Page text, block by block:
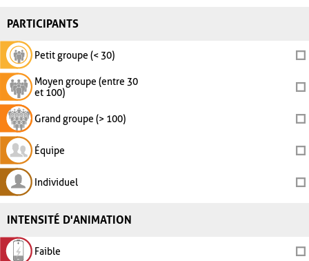
PARTICIPANTS
Petit groupe (< 30)
Moyen groupe (entre 30
et 100)
Grand groupe (> 100)
Équipe
Individuel
INTENSITÉ D'ANIMATION
Faible